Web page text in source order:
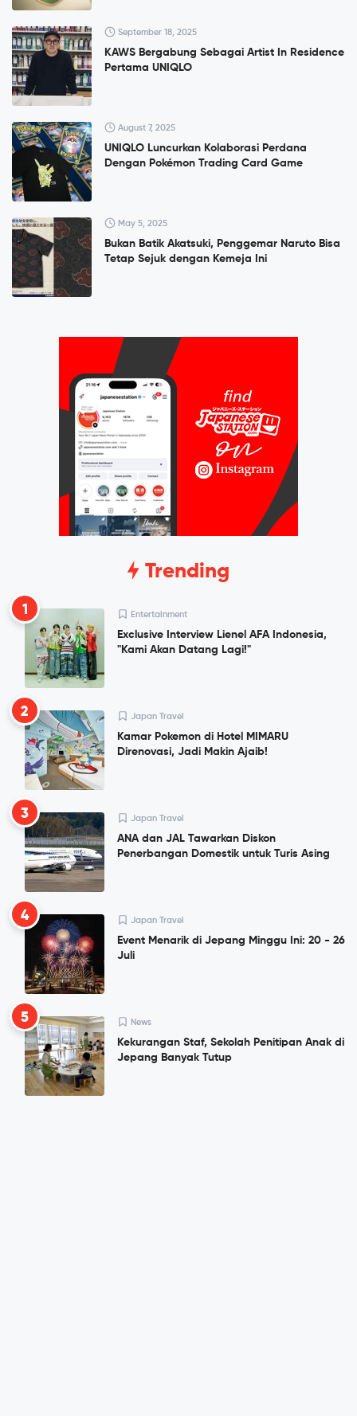
September 18, 2025
KAWS Bergabung Sebagai Artist In Residence
Pertama UNIQLO
August 7, 2025
UNIQLO Luncurkan Kolaborasi Perdana
Dengan Pokémon Trading Card Game
May 5, 2025
Bukan Batik Akatsuki, Penggemar Naruto Bisa
Tetap Sejuk dengan Kemeja Ini
Trending
1 Entertainment
Exclusive Interview Lienel AFA Indonesia,
"Kami Akan Datang Lagi!"
2 Japan Travel
Kamar Pokemon di Hotel MIMARU
Direnovasi, Jadi Makin Ajaib!
3 Japan Travel
ANA dan JAL Tawarkan Diskon
Penerbangan Domestik untuk Turis Asing
4 Japan Travel
Event Menarik di Jepang Minggu Ini: 20 - 26
Juli
5 News
Kekurangan Staf, Sekolah Penitipan Anak di
Jepang Banyak Tutup